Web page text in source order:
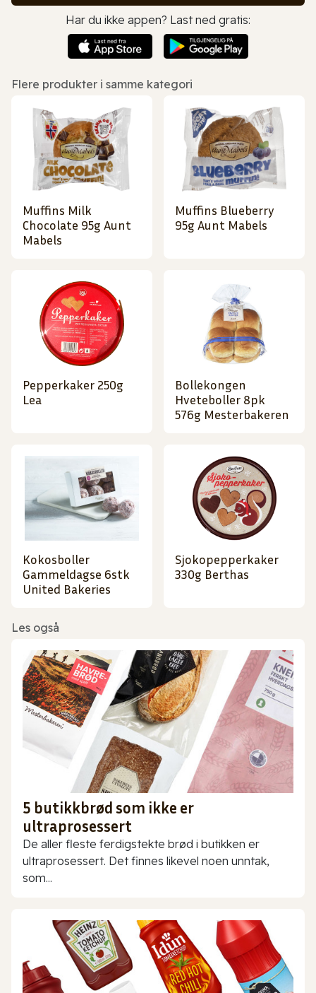
Har du ikke appen? Last ned gratis:
Flere produkter i samme kategori
Muffins Milk
Chocolate 95g Aunt
Mabels
Muffins Blueberry
95g Aunt Mabels
Pepperkaker 250g
Lea
Bollekongen
Hveteboller 8pk
576g Mesterbakeren
Kokosboller
Gammeldagse 6stk
United Bakeries
Sjokopepperkaker
330g Berthas
Les også
5 butikkbrød som ikke er
ultraprosessert
De aller fleste ferdigstekte brød i butikken er
ultraprosessert. Det finnes likevel noen unntak,
som...